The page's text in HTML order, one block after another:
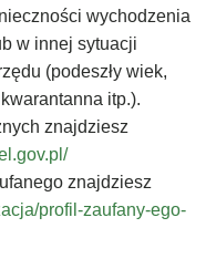
wychodzenia
w innej sytuacji
(podeszły wiek,
itp.).
znajdziesz
znajdziesz
profil-zaufany-ego-